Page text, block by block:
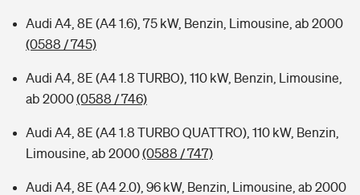
Audi A4, 8E (A4 1.6), 75 kW, Benzin, Limousine, ab 2000
(0588 / 745)
Audi A4, 8E (A4 1.8 TURBO), 110 kW, Benzin, Limousine,
ab 2000(0588 / 746)
Audi A4, 8E (A4 1.8 TURBO QUATTRO), 110 kW, Benzin,
Limousine, ab 2000(0588 / 747)
Audi A4, 8E (A4 2.0), 96 kW, Benzin, Limousine, ab 2000